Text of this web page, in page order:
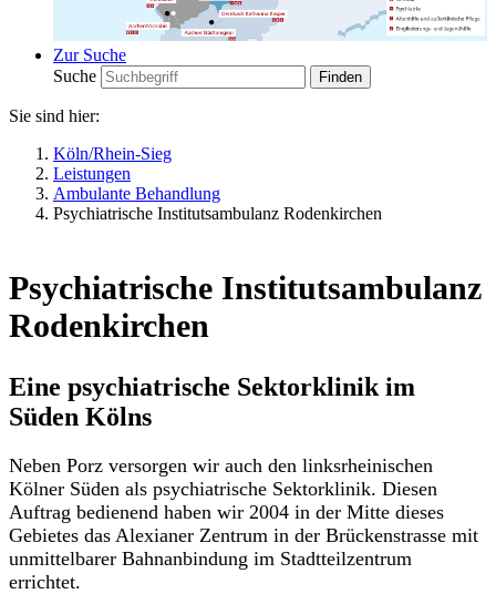
Zur Suche
Suche
Sie sind hier:
Köln/Rhein-Sieg
Leistungen
Ambulante Behandlung
Psychiatrische Institutsambulanz Rodenkirchen
Psychiatrische Institutsambulanz
Rodenkirchen
Eine psychiatrische Sektorklinik im
Süden Kölns
Neben Porz versorgen wir auch den linksrheinischen
Kölner Süden als psychiatrische Sektorklinik. Diesen
Auftrag bedienend haben wir 2004 in der Mitte dieses
Gebietes das Alexianer Zentrum in der Brückenstrasse mit
unmittelbarer Bahnanbindung im Stadtteilzentrum
errichtet.